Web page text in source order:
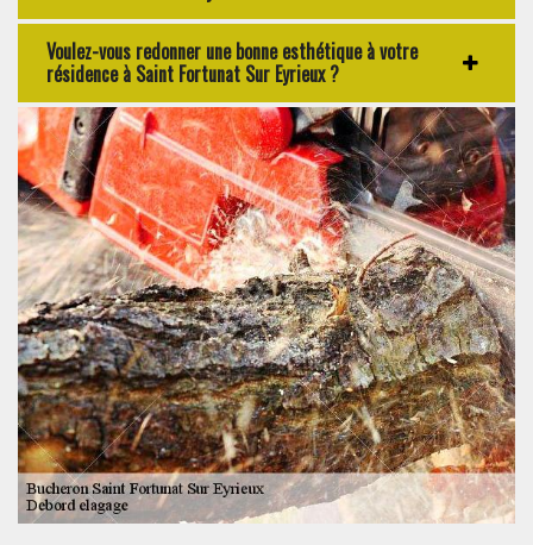
Voulez-vous redonner une bonne esthétique à votre
résidence à Saint Fortunat Sur Eyrieux ?